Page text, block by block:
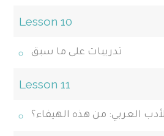
Lesson 10
تدريبات على ما سبق
Lesson 11
العربي: من هذه الهيفاء؟